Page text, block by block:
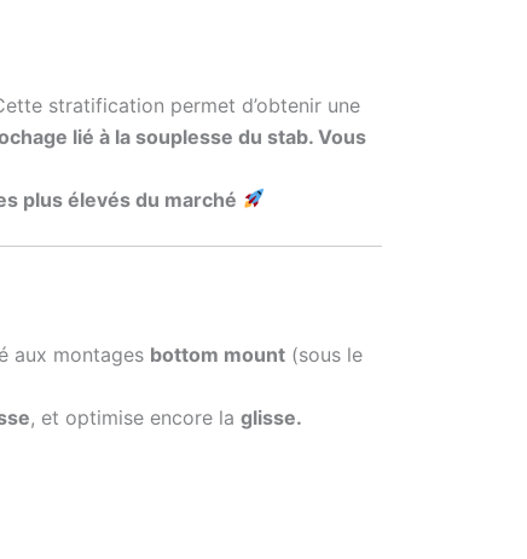
stratification permet d’obtenir une
lié à la souplesse du stab. Vous
plus élevés du marché
aux montages bottom mount (sous le
, et optimise encore la glisse.